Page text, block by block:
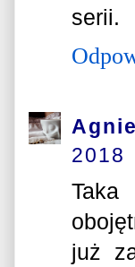
serii.
2018
już